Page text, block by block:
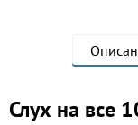
Слух на все